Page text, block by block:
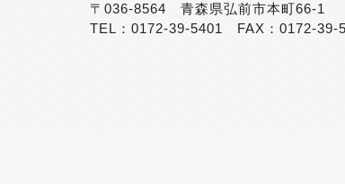
〒036-8564 青森県弘前市本町66-1
TEL：0172-39-5401 FAX：0172-39-